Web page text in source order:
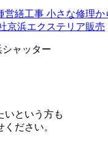
ャッター
いという方も
ださい。